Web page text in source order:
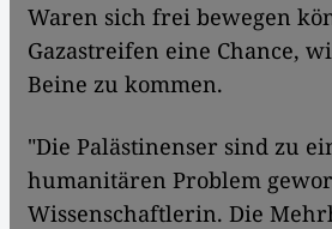
Waren sich frei bewegen
Gazastreifen eine Chance,
Beine zu kommen.
"Die Palästinenser sind zu
humanitären Problem
Wissenschaftlerin. Die